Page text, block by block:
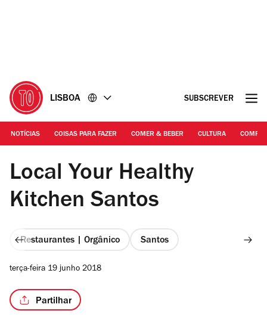
LISBOA SUBSCREVER
NOTÍCIAS COISAS PARA FAZER COMER & BEBER CULTURA
©Luís Ferraz
Local Your Healthy
Kitchen Santos
Restaurantes | Orgânico Santos
terça-feira 19 junho 2018
Partilhar